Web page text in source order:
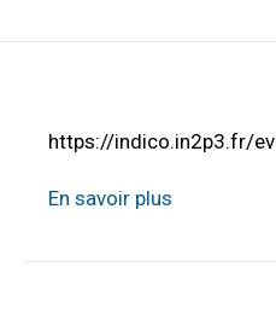
https://indico.in2p3.fr/
En savoir plus